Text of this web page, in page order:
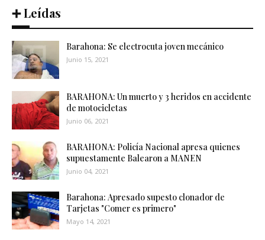
➕ Leídas
Barahona: Se electrocuta joven mecánico
Junio 15, 2021
BARAHONA: Un muerto y 3 heridos en accidente
de motocicletas
Junio 06, 2021
BARAHONA: Policía Nacional apresa quienes
supuestamente Balearon a MANEN
Junio 04, 2021
Barahona: Apresado supesto clonador de
Tarjetas "Comer es primero"
Mayo 14, 2021